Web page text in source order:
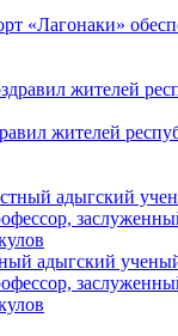
«Лагонаки»
жителей
адыгский